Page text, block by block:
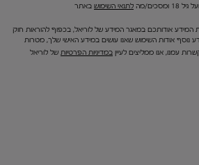
מה לתנאי השימוש באתר
המידע אודותכם במאגר המידע של לוריאל, בכפוף להוראות חוק
תשמ"א – 1981.למידע נוסף אודות השימוש שאנו עושים במידע האישי שלך, מטרות
עמנו, אנו ממליצים לעיין במדיניות הפרטיות של לוריאל